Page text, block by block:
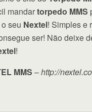
mandartorpedo MMS
seu Nextel! Simples e
ser! Não deixe
!
MMS –http://